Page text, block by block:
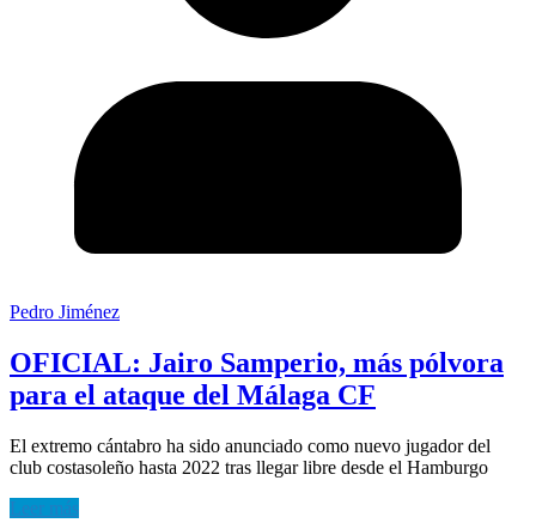
Pedro Jiménez
OFICIAL: Jairo Samperio, más pólvora
para el ataque del Málaga CF
El extremo cántabro ha sido anunciado como nuevo jugador del
club costasoleño hasta 2022 tras llegar libre desde el Hamburgo
Leer más